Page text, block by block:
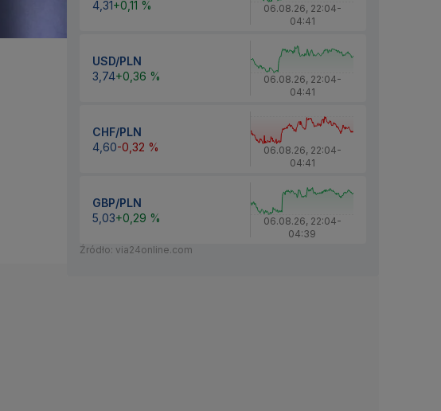
4,31+0,11 % 06.08.26, 22:04-
04:41
USD/PLN
3,74+0,36 % 06.08.26, 22:04-
04:41
CHF/PLN
4,60-0,32 % 06.08.26, 22:04-
04:41
GBP/PLN
5,03+0,29 % 06.08.26, 22:04-
04:39
Źródło: via24online.com